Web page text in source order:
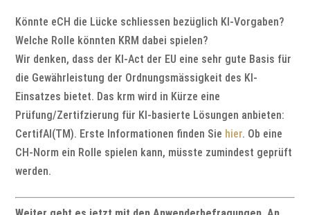
Könnte eCH die Lücke schliessen bezüglich KI-Vorgaben?
Welche Rolle könnten KRM dabei spielen?
Wir denken, dass der KI-Act der EU eine sehr gute Basis für
die Gewährleistung der Ordnungsmässigkeit des KI-
Einsatzes bietet. Das krm wird in Kürze eine
Prüfung/Zertifzierung für KI-basierte Lösungen anbieten:
CertifAI(TM). Erste Informationen finden Sie hier. Ob eine
CH-Norm ein Rolle spielen kann, müsste zumindest geprüft
werden.